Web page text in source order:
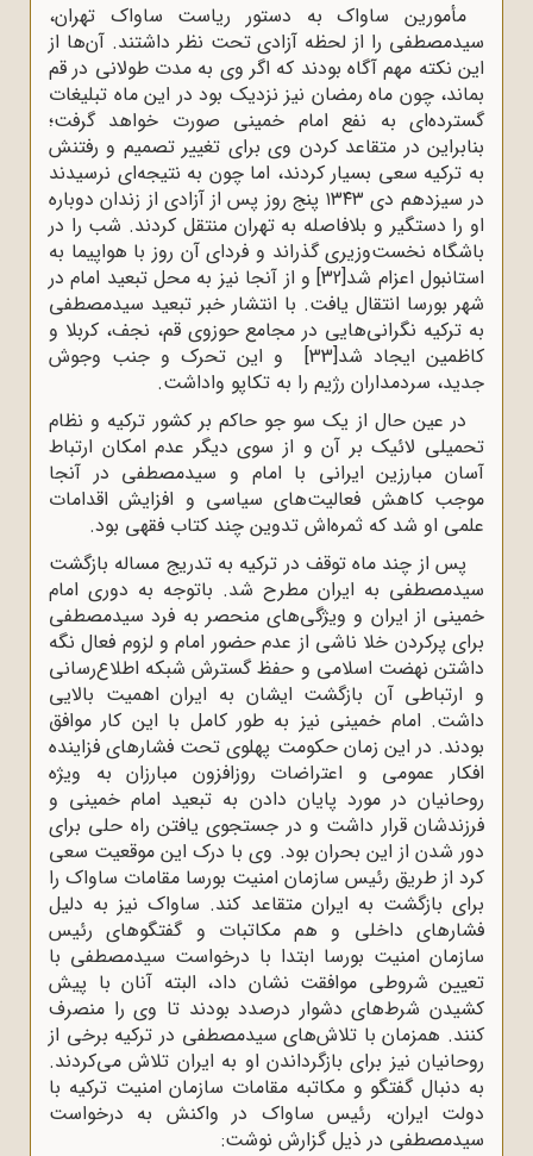
مأمورین ساواک به دستور ریاست ساواک تهران،
سیدمصطفی را از لحظه آزادی تحت نظر داشتند. آن‌ها از
این نکته مهم آگاه بودند که اگر وی به مدت طولانی در قم
بماند، چون ماه رمضان نیز نزدیک بود در این ماه تبلیغات
گسترده‌ای به نفع امام خمینی صورت خواهد گرفت؛
بنابراین در متقاعد کردن وی برای تغییر تصمیم و رفتنش
به ترکیه سعی بسیار کردند، اما چون به نتیجه‌ای نرسیدند
در سیزدهم دی ۱۳۴۳ پنج روز پس از آزادی از زندان دوباره
او را دستگیر و بلافاصله به تهران منتقل کردند. شب را در
باشگاه نخست‌وزیری گذراند و فردای آن روز با هواپیما به
استانبول اعزام شد[32]و از آنجا نیز به محل تبعید امام در
شهر بورسا انتقال یافت. با انتشار خبر تبعید سیدمصطفی
به ترکیه نگرانی‌هایی در مجامع حوزوی قم، نجف، کربلا و
کاظمین ایجاد شد[33] و این تحرک و جنب وجوش
جدید، سردمداران رژیم را به تکاپو واداشت.
در عین حال از یک سو جو حاکم بر کشور ترکیه و نظام
تحمیلی لائیک بر آن و از سوی دیگر عدم امکان ارتباط
آسان مبارزین ایرانی با امام و سیدمصطفی در آنجا
موجب کاهش فعالیت‌های سیاسی و افزایش اقدامات
علمی او شد که ثمره‌اش تدوین چند کتاب فقهی بود.
پس از چند ماه توقف در ترکیه به تدریج مساله بازگشت
سیدمصطفی به ایران مطرح شد. باتوجه به دوری امام
خمینی از ایران و ویژگی‌های منحصر به فرد سیدمصطفی
برای پرکردن خلا ناشی از عدم حضور امام و لزوم فعال نگه
داشتن نهضت اسلامی و حفظ گسترش شبکه اطلاع‌رسانی
و ارتباطی آن بازگشت ایشان به ایران اهمیت بالایی
داشت. امام خمینی نیز به طور کامل با این کار موافق
بودند. در این زمان حکومت پهلوی تحت فشارهای فزاینده
افکار عمومی و اعتراضات روزافزون مبارزان به ویژه
روحانیان در مورد پایان دادن به تبعید امام خمینی و
فرزندشان قرار داشت و در جستجوی یافتن راه حلی برای
دور شدن از این بحران بود. وی با درک این موقعیت سعی
کرد از طریق رئیس سازمان امنیت بورسا مقامات ساواک را
برای بازگشت به ایران متقاعد کند. ساواک نیز به دلیل
فشارهای داخلی و هم مکاتبات و گفتگوهای رئیس
سازمان امنیت بورسا ابتدا با درخواست سیدمصطفی با
تعیین شروطی موافقت نشان داد، البته آنان با پیش
کشیدن شرط‌های دشوار درصدد بودند تا وی را منصرف
کنند. همزمان با تلاش‌های سیدمصطفی در ترکیه برخی از
روحانیان نیز برای بازگرداندن او به ایران تلاش می‌کردند.
به دنبال گفتگو و مکاتبه مقامات سازمان امنیت ترکیه با
دولت ایران، رئیس ساواک در واکنش به درخواست
سیدمصطفی در ذیل گزارش نوشت: